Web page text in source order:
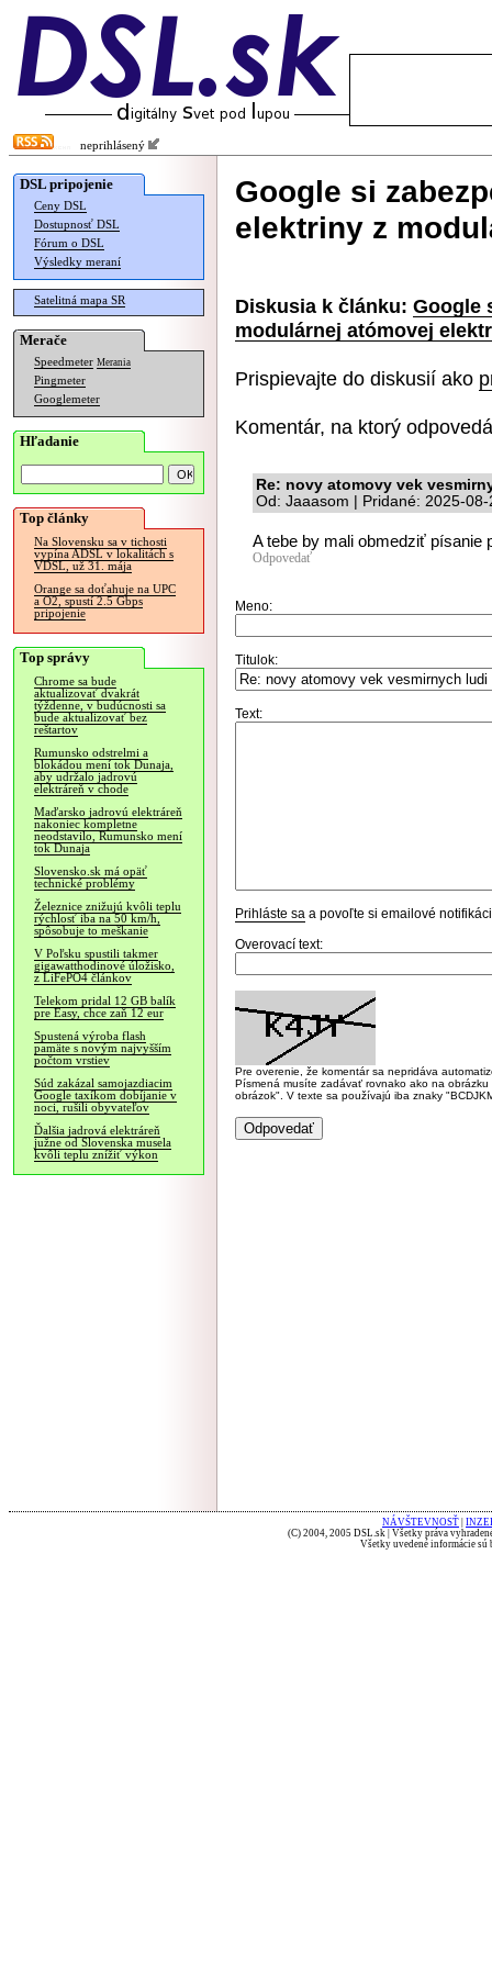
neprihlásený
DSL pripojenie
Ceny DSL
Dostupnosť DSL
Fórum o DSL
Výsledky meraní
Satelitná mapa SR
Merače
Speedmeter Merania
Pingmeter
Googlemeter
Hľadanie
Top články
Na Slovensku sa v tichosti
vypína ADSL v lokalitách s
VDSL, už 31. mája
Orange sa doťahuje na UPC
a O2, spustí 2.5 Gbps
pripojenie
Top správy
Chrome sa bude
aktualizovať dvakrát
týždenne, v budúcnosti sa
bude aktualizovať bez
reštartov
Rumunsko odstrelmi a
blokádou mení tok Dunaja,
aby udržalo jadrovú
elektráreň v chode
Maďarsko jadrovú elektráreň
nakoniec kompletne
neodstavilo, Rumunsko mení
tok Dunaja
Slovensko.sk má opäť
technické problémy
Železnice znižujú kvôli teplu
rýchlosť iba na 50 km/h,
spôsobuje to meškanie
V Poľsku spustili takmer
gigawatthodinové úložisko,
z LiFePO4 článkov
Telekom pridal 12 GB balík
pre Easy, chce zaň 12 eur
Spustená výroba flash
pamäte s novým najvyšším
počtom vrstiev
Súd zakázal samojazdiacim
Google taxíkom dobíjanie v
noci, rušili obyvateľov
Ďalšia jadrová elektráreň
južne od Slovenska musela
kvôli teplu znížiť výkon
Google si
elektriny z
Diskusia k článku: Google
modulárnej atómovej
Prispievajte do diskusií ako
Komentár, na ktorý
Re: novy atomovy vek
Od: Jaaasom | Pridané: 2025-
A tebe by mali obmedziť písanie
Odpovedať
Meno:
Titulok:
Text:
Prihláste sa a povoľte si emailové
Overovací text:
Pre overenie, že komentár sa nepridáva
Písmená musíte zadávať rovnako ako na
obrázok". V texte sa používajú iba znaky
NÁVŠTEVNOSŤ
(C) 2004, 2005 DSL.sk | Všetky práva
Všetky uvedené informácie sú